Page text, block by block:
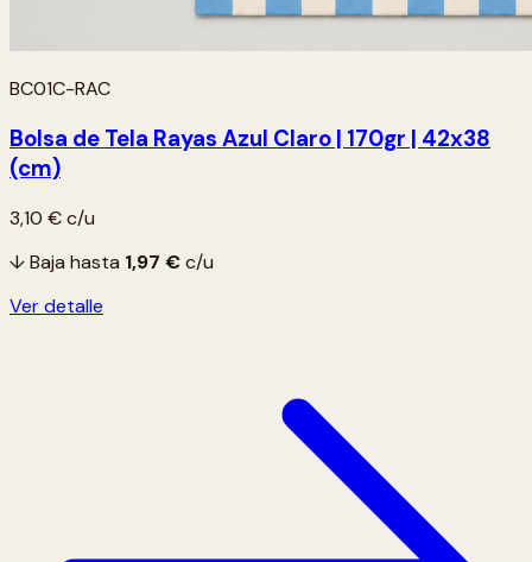
BC01C-RAC
Bolsa de Tela Rayas Azul Claro | 170gr | 42x38
(cm)
3,10 €c/u
↓ Baja hasta 1,97 €c/u
Ver detalle